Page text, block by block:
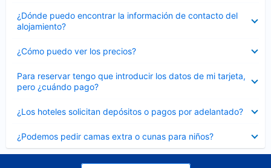
¿Dónde puedo encontrar la información de contacto del
alojamiento?
cerrado
¿Cómo puedo ver los precios?
cerrado
Para reservar tengo que introducir los datos de mi tarjeta,
pero ¿cuándo pago?
cerrado
¿Los hoteles solicitan depósitos o pagos por adelantado?
cerrado
¿Podemos pedir camas extra o cunas para niños?
cerrado